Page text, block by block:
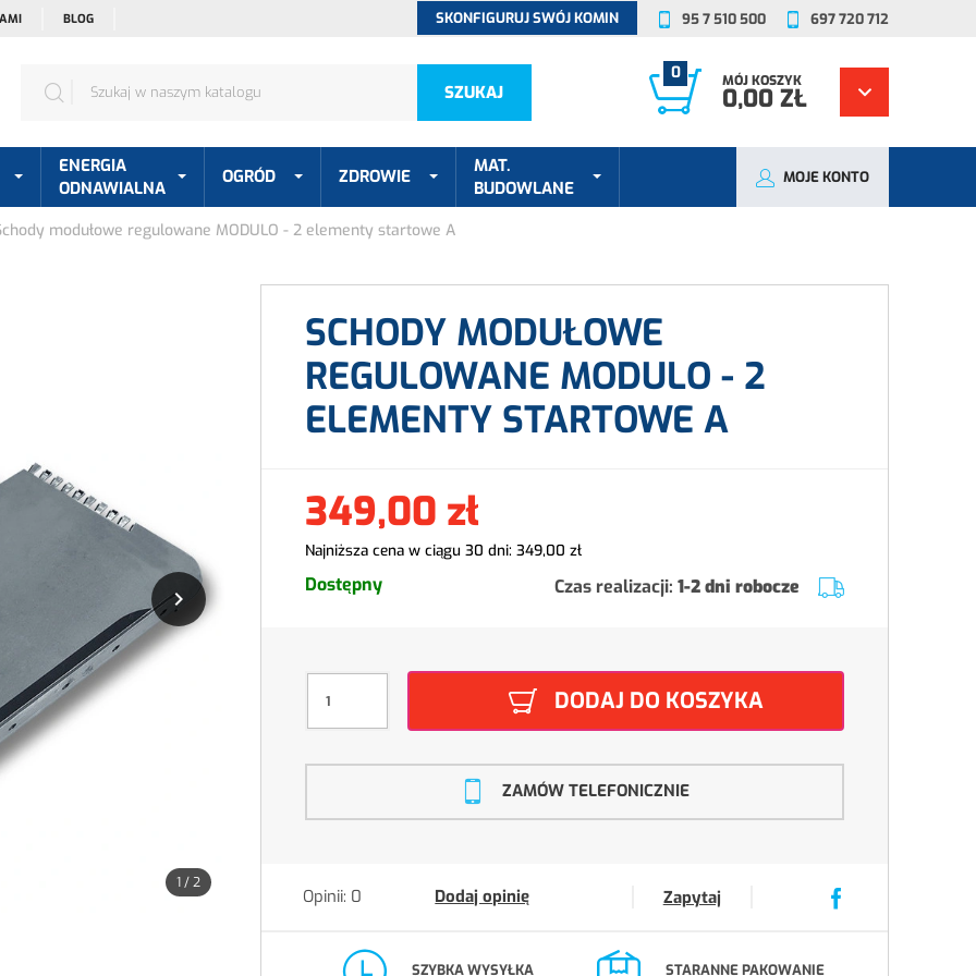
BLOG SKONFIGURUJ SWÓJ KOMIN 95 7 510 500 697 720 712
SZUKAJ
0 MÓJ KOSZYK
0,00 ZŁ
ENERGIA
ODNAWIALNA
OGRÓD ZDROWIE
MAT.
BUDOWLANE
MOJE KONTO
modułowe regulowane MODULO - 2 elementy startowe A

1/2
SCHODY MODUŁOWE
REGULOWANE MODULO - 2
ELEMENTY STARTOWE A
349,00 zł
Najniższa cena w ciągu 30 dni: 349,00 zł
Dostępny Czas realizacji: 1-2 dni robocze
DODAJ DO KOSZYKA
ZAMÓW TELEFONICZNIE
Opinii: 0 Dodaj opinię Zapytaj
SZYBKA WYSYŁKA STARANNE PAKOWANIE